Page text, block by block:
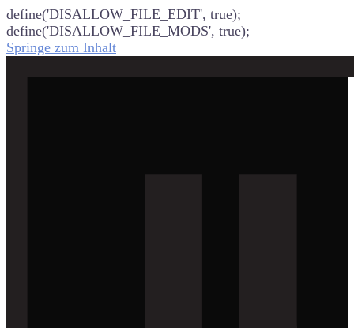
define('DISALLOW_FILE_EDIT', true);
define('DISALLOW_FILE_MODS', true);
Springe zum Inhalt